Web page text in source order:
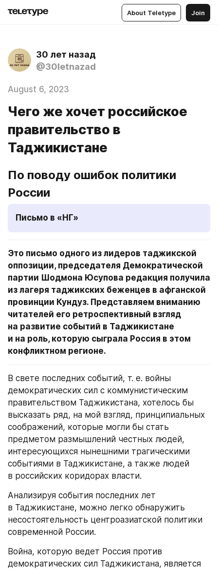
About Teletype Join
30 лет назад
@30letnazad
August 6, 2023
Чего же хочет российское
правительство в
Таджикистане
По поводу ошибок политики
России
Письмо в «НГ»
Это письмо одного из лидеров таджикской
оппозиции, председателя Демократической
партии Шодмона Юсупова редакция получила
из лагеря таджикских беженцев в афганской
провинции Кундуз. Представляем вниманию
читателей его ретроспективный взгляд
на развитие событий в Таджикистане
и на роль, которую сыграла Россия в этом
конфликтном регионе.
В свете последних событий, т. е. войны
демократических сил с коммунистическим
правительством Таджикистана, хотелось бы
высказать ряд, на мой взгляд, принципиальных
соображений, которые могли бы стать
предметом размышлений честных людей,
интересующихся нынешними трагическими
событиями в Таджикистане, а также людей
в российских коридорах власти.
Анализируя события последних лет
в Таджикистане, можно легко обнаружить
несостоятельность центроазиатской политики
современной России.
Война, которую ведет Россия против
демократических сил Таджикистана, является